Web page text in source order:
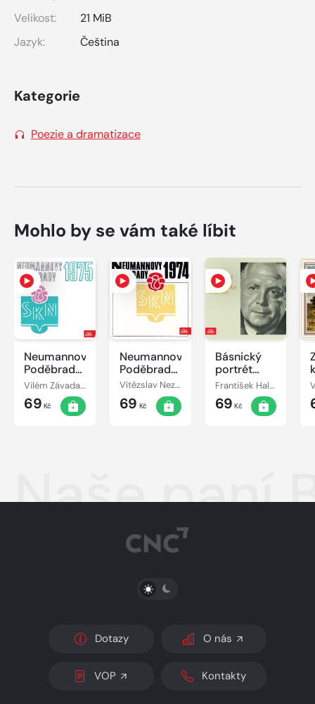
Velikost:
21 MiB
Jazyk:
Čeština
Kategorie
Poezie a dramatizace
Mohlo by se vám také líbit
Neumannovy
Poděbrady
1975
Vilém Závada, Vítězslav Nezval, Mikuláš Kováč, Laco Novomeský, František Halas, František Hrubín, Josef Hora
69 Kč
Neumannovy
Poděbrady
1974
Vítězslav Nezval, Ján Botto, Rudolf Čižmárik, Gustav Husák, František Branislav, Emil František Burian, Vladimír Holan, Jan Neruda, Ivan Skála, František Halas, Josef Hora, Miroslav Válek
69 Kč
Básnický
portrét
Františka
Halase
František Halas
69 Kč
Naše paní
PŘEPNOUT SVĚTLÝ/TMAVÝ REŽIM
Dotazy O nás
VOP Kontakty